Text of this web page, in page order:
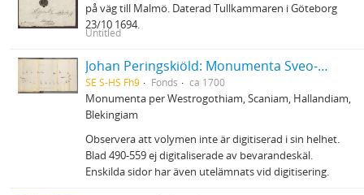
på väg till Malmö. Daterad Tullkammaren i Göteborg
23/10 1694.
Untitled
Johan Peringskiöld: Monumenta Sveo-Gothorum
SE S-HS Fh9 Fonds ca 1700
Monumenta per Westrogothiam, Scaniam, Hallandiam,
Blekingiam
Observera att volymen inte är digitiserad i sin helhet.
Blad 490-559 ej digitaliserade av bevarandeskäl.
Enskilda sidor har även utelämnats vid digitisering.